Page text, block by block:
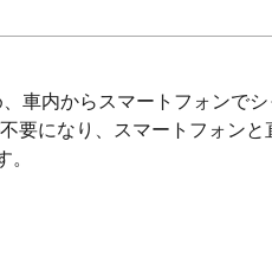
車内からスマートフォンで
になり、スマートフォン